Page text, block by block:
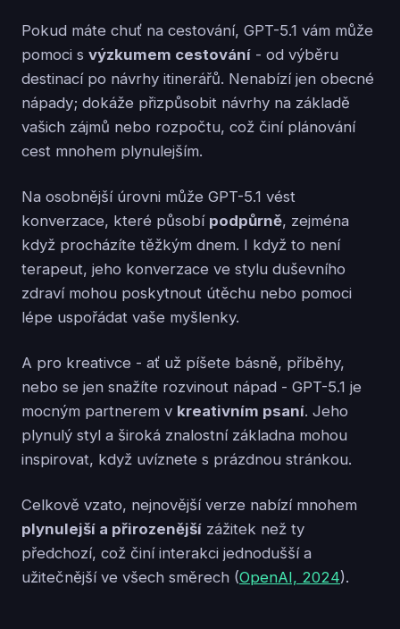
Pokud máte chuť na cestování, GPT-5.1 vám může
pomoci s výzkumem cestování - od výběru
destinací po návrhy itinerářů. Nenabízí jen obecné
nápady; dokáže přizpůsobit návrhy na základě
vašich zájmů nebo rozpočtu, což činí plánování
cest mnohem plynulejším.
Na osobnější úrovni může GPT-5.1 vést
konverzace, které působí podpůrně, zejména
když procházíte těžkým dnem. I když to není
terapeut, jeho konverzace ve stylu duševního
zdraví mohou poskytnout útěchu nebo pomoci
lépe uspořádat vaše myšlenky.
A pro kreativce - ať už píšete básně, příběhy,
nebo se jen snažíte rozvinout nápad - GPT-5.1 je
mocným partnerem v kreativním psaní. Jeho
plynulý styl a široká znalostní základna mohou
inspirovat, když uvíznete s prázdnou stránkou.
Celkově vzato, nejnovější verze nabízí mnohem
plynulejší a přirozenější zážitek než ty
předchozí, což činí interakci jednodušší a
užitečnější ve všech směrech (OpenAI, 2024).